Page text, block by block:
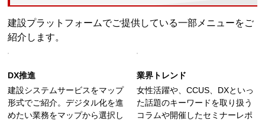
建設プラットフォームでご提供している一部メニューをご
紹介します。
DX推進
建設システムサービスをマップ
形式でご紹介。デジタル化を進
めたい業務をマップから選択し
業界トレンド
女性活躍や、CCUS、DXといっ
た話題のキーワードを取り扱う
コラムや開催したセミナーレポ